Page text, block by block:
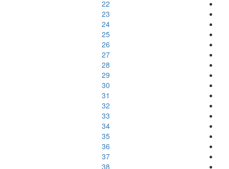
22
23
24
25
26
27
28
29
30
31
32
33
34
35
36
37
38